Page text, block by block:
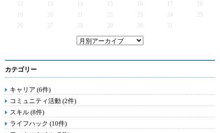
12
13 14 15 16 17
19
20 21 22 23 24
25
26
27 28 29 30 31
カテゴリー
キャリア (6件)
コミュニティ活動 (2件)
スキル (8件)
ライフハック (10件)